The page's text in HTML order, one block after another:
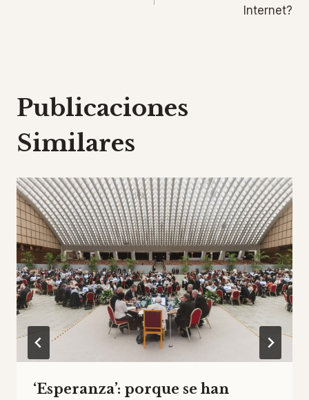
Internet?
Publicaciones
Similares
‘Esperanza’: porque se han